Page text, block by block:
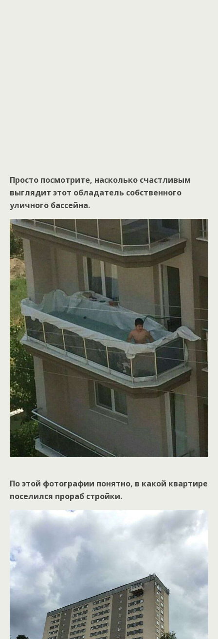
Просто посмотрите, насколько счастливым
выглядит этот обладатель собственного
уличного бассейна.
По этой фотографии понятно, в какой квартире
поселился прораб стройки.